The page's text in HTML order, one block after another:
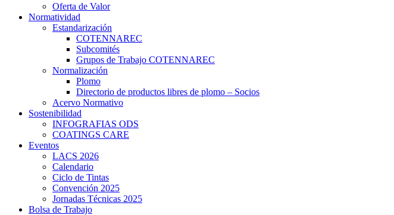
Oferta de Valor
Normatividad
Estandarización
COTENNAREC
Subcomités
Grupos de Trabajo COTENNAREC
Normalización
Plomo
Directorio de productos libres de plomo – Socios
Acervo Normativo
Sostenibilidad
INFOGRAFIAS ODS
COATINGS CARE
Eventos
LACS 2026
Calendario
Ciclo de Tintas
Convención 2025
Jornadas Técnicas 2025
Bolsa de Trabajo